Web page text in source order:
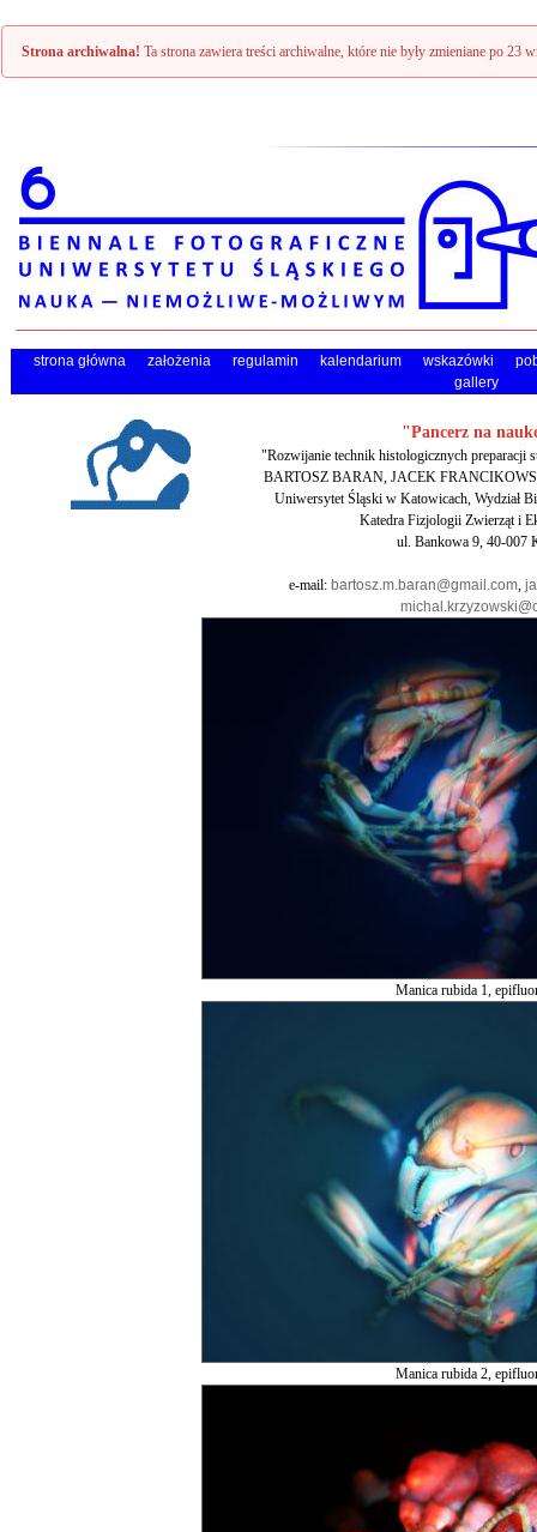
Strona archiwalna! Ta strona zawiera treści archiwalne, które nie były zmieniane po 23
strona główna założenia regulamin kalendarium wskazówki
gallery
"Pancerz na
"Rozwijanie technik histologicznych preparacji
BARTOSZ BARAN, JACEK
Uniwersytet Śląski w Katowicach, Wydział
Katedra Fizjologii Zwierząt i
ul. Bankowa 9, 40-007
e-mail: bartosz.m.baran@gmail.com,
Manica rubida 1,
Manica rubida 2,